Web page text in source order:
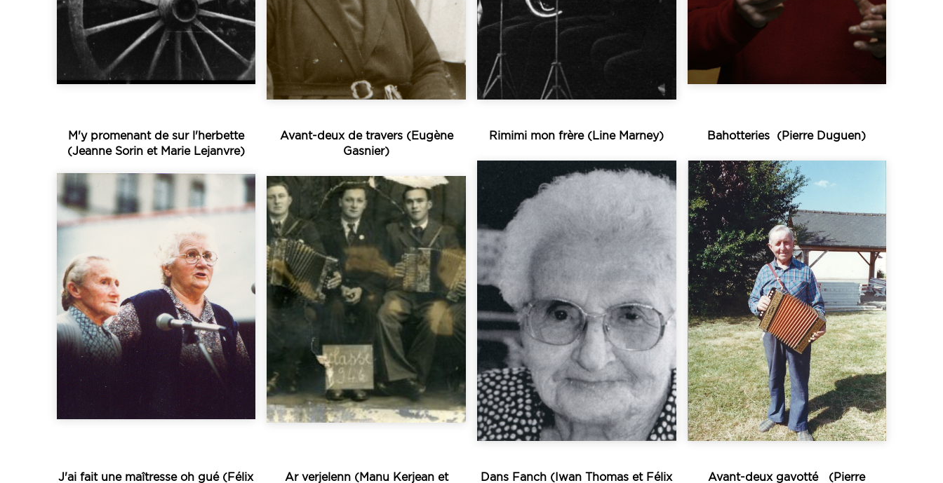
Si les sonneurs
traditionnels de biniou-
Ce document constitue
véritablement un petit
Ce document soulève la
question des rapports en
tradition et modernité,
Né en 1935, André Drumel
est devenu une référence
M'y promenant de sur l'herbette
(Jeanne Sorin et Marie Lejanvre)
Grâce aux collectes
effectuées par l’association
La Bouèze, le nord de l’Ille-
et-Vilaine est bien connu
pour son répertoire
d’avant-deux et pour ses
sonneurs d’accordéon...
Écouter
Avant-deux de travers (Eugène
Gasnier)
Eugène Gasnier fut
probablement le sonneur
d’accordéon le plus réputé
du pays d’Ancenis dans
l’entre-deux-guerres.
Depuis le début du siècle,
l’instrument...
Écouter
Rimimi mon frère (Line Marney)
Une quinzaine de
chansons ont été
enregistrées en 1986 par
Goulc’hen Kervella auprès
de cette bonne chanteuse
de Plouguerneau. Cette
chanson, qui évoque les
regrets du futur marié
devant le physique...
Écouter
Bahotteries (Pierre Duguen)
Le terme « bahotter » ou «
bahouetter », très
spécifique à une petite
région de l’ouest de l’Ille-
et-Vilaine, désigne une
façon particulière de
chanter de petits chants
très courts, presque
toujours sur le même air...
Écouter
J'ai fait une maîtresse oh gué (Félix
Ar verjelenn (Manu Kerjean et
Dans Fanch (Iwan Thomas et Félix
Avant-deux gavotté (Pierre